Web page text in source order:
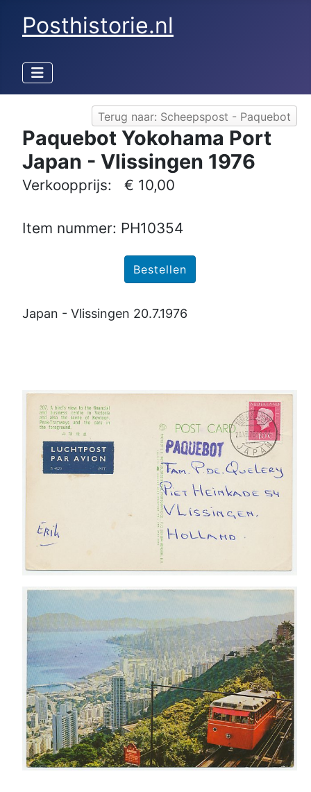
Posthistorie.nl
Terug naar: Scheepspost - Paquebot
Paquebot Yokohama Port
Japan - Vlissingen 1976
Verkoopprijs: € 10,00
Item nummer: PH10354
Japan - Vlissingen 20.7.1976